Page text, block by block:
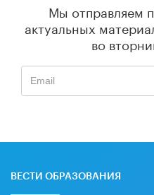
Мы отправляем
актуальных
во
ВЕСТИ ОБРАЗОВАНИЯ